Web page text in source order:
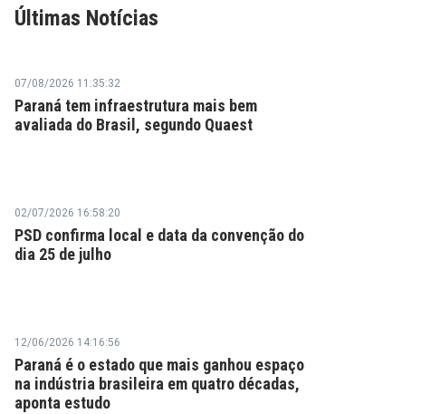
Últimas Notícias
07/08/2026 11:35:32
Paraná tem infraestrutura mais bem
avaliada do Brasil, segundo Quaest
02/07/2026 16:58:20
PSD confirma local e data da convenção do
dia 25 de julho
12/06/2026 14:16:56
Paraná é o estado que mais ganhou espaço
na indústria brasileira em quatro décadas,
aponta estudo